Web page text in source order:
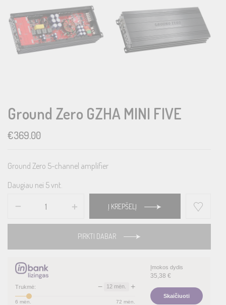
Ground Zero GZHA MINI FIVE
€369.00
Ground Zero 5-channel amplifier
Daugiau nei 5 vnt.
Į KREPŠELĮ
PIRKTI DABAR
Trukmė: − 12 mėn. +
6 mėn. 72 mėn.
Įmokos dydis
35,38 €
Skaičiuoti